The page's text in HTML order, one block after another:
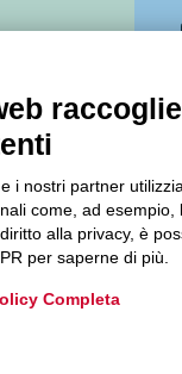
sul
i nostri partner
come, ad
alla privacy, è
per saperne di più.
Completa